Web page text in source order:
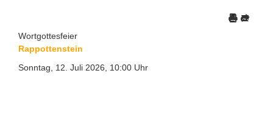
Wortgottesfeier
Rappottenstein
Sonntag, 12. Juli 2026, 10:00 Uhr